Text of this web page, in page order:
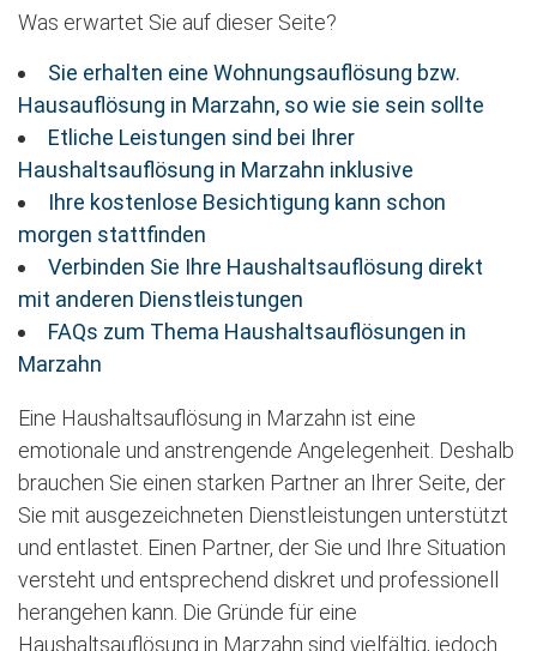
Was erwartet Sie auf dieser Seite?
Sie erhalten eine Wohnungsauflösung bzw.
Hausauflösung in Marzahn, so wie sie sein sollte
Etliche Leistungen sind bei Ihrer
Haushaltsauflösung in Marzahn inklusive
Ihre kostenlose Besichtigung kann schon
morgen stattfinden
Verbinden Sie Ihre Haushaltsauflösung direkt
mit anderen Dienstleistungen
FAQs zum Thema Haushaltsauflösungen in
Marzahn
Eine Haushaltsauflösung in Marzahn ist eine
emotionale und anstrengende Angelegenheit. Deshalb
brauchen Sie einen starken Partner an Ihrer Seite, der
Sie mit ausgezeichneten Dienstleistungen unterstützt
und entlastet. Einen Partner, der Sie und Ihre Situation
versteht und entsprechend diskret und professionell
herangehen kann. Die Gründe für eine
Haushaltsauflösung in Marzahn sind vielfältig, jedoch